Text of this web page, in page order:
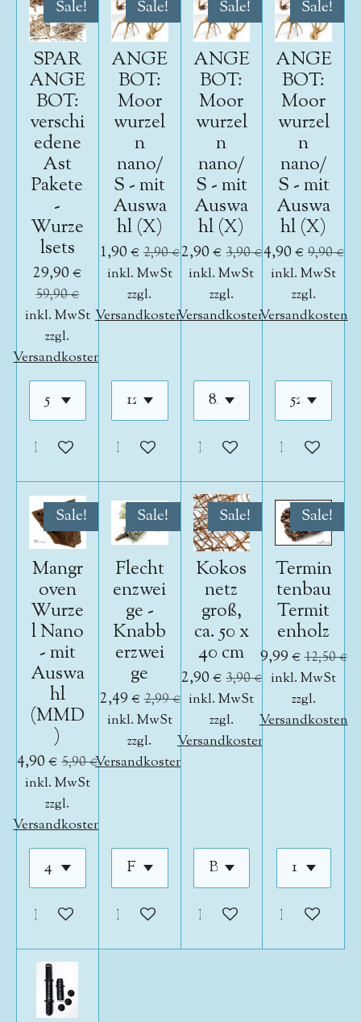
Sale!
SPAR
ANGE
BOT:
verschi
edene
Ast
Pakete
-
Wurze
lsets
29,90 €
59,90 €
inkl. MwSt
zzgl.
Versandkosten
In den Warenkorb
Sale!
ANGE
BOT:
Moor
wurzel
n
nano/
S - mit
Auswa
hl (X)
1,90 € 2,90 €
inkl. MwSt
zzgl.
Versandkosten
In den Warenkorb
Sale!
ANGE
BOT:
Moor
wurzel
n
nano/
S - mit
Auswa
hl (X)
2,90 € 3,90 €
inkl. MwSt
zzgl.
Versandkosten
In den Warenkorb
Sale!
ANGE
BOT:
Moor
wurzel
n
nano/
S - mit
Auswa
hl (X)
4,90 €9,90 €
inkl. MwSt
zzgl.
Versandkosten
In den
Sale!
Mangr
oven
Wurze
l Nano
- mit
Auswa
hl
(MMD
)
4,90 € 5,90 €
inkl. MwSt
zzgl.
Versandkosten
In den Warenkorb
Sale!
Flecht
enzwei
ge -
Knabb
erzwei
ge
2,49 €2,99 €
inkl. MwSt
zzgl.
Versandkosten
In den Warenkorb
Sale!
Kokos
netz
groß,
ca. 50 x
40 cm
2,90 € 3,90 €
inkl. MwSt
zzgl.
Versandkosten
In den Warenkorb
Sale!
Termin
tenbau
Termit
enholz
9,99 €12,50 €
inkl. MwSt
zzgl.
Versandkosten
In den